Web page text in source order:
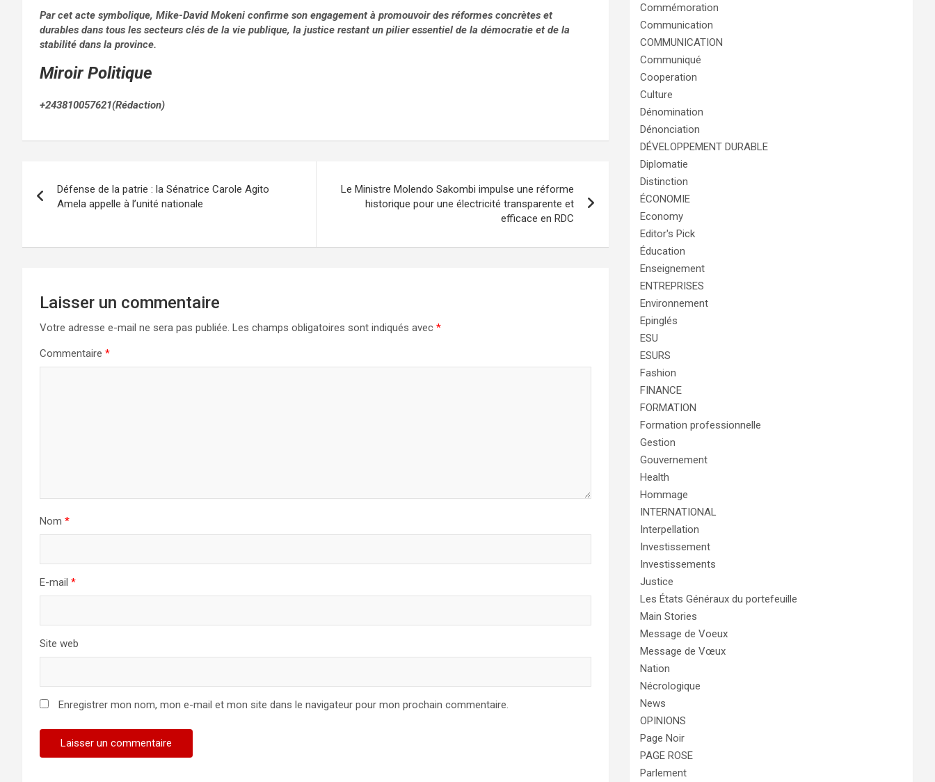
Par cet acte symbolique, Mike-David Mokeni confirme son engagement à promouvoir des réformes concrètes et
durables dans tous les secteurs clés de la vie publique, la justice restant un pilier essentiel de la démocratie et de la
stabilité dans la province.
Miroir Politique
+243810057621(Rédaction)
de
Défense de la patrie : la Sénatrice Carole Agito
Amela appelle à l’unité nationale
Le Ministre Molendo Sakombi impulse une réforme
historique pour une électricité transparente et
efficace en RDC
Laisser un commentaire
Votre adresse e-mail ne sera pas publiée. Les champs obligatoires sont indiqués avec *
Commentaire *
Nom *
E-mail *
Site web
Enregistrer mon nom, mon e-mail et mon site dans le navigateur pour mon prochain commentaire.
Commémoration
Communication
COMMUNICATION
Communiqué
Cooperation
Culture
Dénomination
Dénonciation
DÉVELOPPEMENT DURABLE
Diplomatie
Distinction
ÉCONOMIE
Economy
Editor's Pick
Éducation
Enseignement
ENTREPRISES
Environnement
Epinglés
ESU
ESURS
Fashion
FINANCE
FORMATION
Formation professionnelle
Gestion
Gouvernement
Health
Hommage
INTERNATIONAL
Interpellation
Investissement
Investissements
Justice
Les États Généraux du portefeuille
Main Stories
Message de Voeux
Message de Vœux
Nation
Nécrologique
News
OPINIONS
Page Noir
PAGE ROSE
Parlement